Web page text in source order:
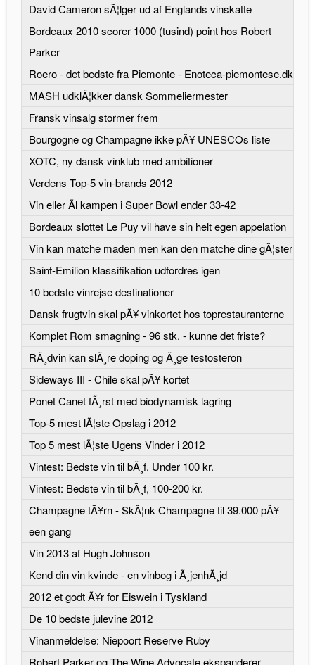
David Cameron sÃ¦lger ud af Englands vinskatte
Bordeaux 2010 scorer 1000 (tusind) point hos Robert
Parker
Roero - det bedste fra Piemonte - Enoteca-piemontese.dk
MASH udklÃ¦kker dansk Sommeliermester
Fransk vinsalg stormer frem
Bourgogne og Champagne ikke pÃ¥ UNESCOs liste
XOTC, ny dansk vinklub med ambitioner
Verdens Top-5 vin-brands 2012
Vin eller Ãl kampen i Super Bowl ender 33-42
Bordeaux slottet Le Puy vil have sin helt egen appelation
Vin kan matche maden men kan den matche dine gÃ¦ster
Saint-Emilion klassifikation udfordres igen
10 bedste vinrejse destinationer
Dansk frugtvin skal pÃ¥ vinkortet hos toprestauranterne
Komplet Rom smagning - 96 stk. - kunne det friste?
RÃ¸dvin kan slÃ¸re doping og Ã¸ge testosteron
Sideways III - Chile skal pÃ¥ kortet
Ponet Canet fÃ¸rst med biodynamisk lagring
Top-5 mest lÃ¦ste Opslag i 2012
Top 5 mest lÃ¦ste Ugens Vinder i 2012
Vintest: Bedste vin til bÃ¸f. Under 100 kr.
Vintest: Bedste vin til bÃ¸f, 100-200 kr.
Champagne tÃ¥rn - SkÃ¦nk Champagne til 39.000 pÃ¥
een gang
Vin 2013 af Hugh Johnson
Kend din vin kvinde - en vinbog i Ã¸jenhÃ¸jd
2012 et godt Ã¥r for Eiswein i Tyskland
De 10 bedste julevine 2012
Vinanmeldelse: Niepoort Reserve Ruby
Robert Parker og The Wine Advocate ekspanderer